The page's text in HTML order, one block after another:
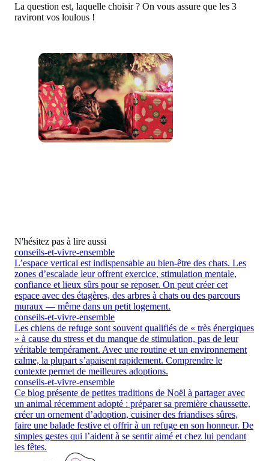
La question est, laquelle choisir ? On vous assure que les 3
raviront vos loulous !
N'hésitez pas à lire aussi
conseils-et-vivre-ensemble
L’espace vertical est indispensable au bien-être des chats. Les
zones d’escalade leur offrent exercice, stimulation mentale,
confiance et lieux sûrs pour se reposer. On peut créer cet
espace avec des étagères, des arbres à chats ou des parcours
muraux — même dans un petit logement.
conseils-et-vivre-ensemble
Les chiens de refuge sont souvent qualifiés de « très énergiques
» à cause du stress et du manque de stimulation, pas de leur
véritable tempérament. Avec une routine et un environnement
calme, la plupart s’apaisent rapidement. Comprendre le
contexte permet de meilleures adoptions.
conseils-et-vivre-ensemble
Ce blog présente de petites traditions de Noël à partager avec
un animal récemment adopté : préparer sa première chaussette,
créer un ornement d’adoption, cuisiner des friandises sûres,
faire une balade festive et offrir à un refuge en son honneur. De
simples gestes qui l’aident à se sentir aimé et chez lui pendant
les fêtes.